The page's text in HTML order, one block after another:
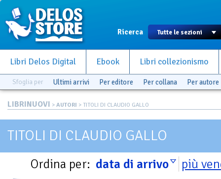
Ricerca
Libri Delos Digital Ebook Libri collezionismo
Sfoglia per Ultimi arrivi Per editore Per collana Per autore
LIBRINUOVI > AUTORI > TITOLI DI CLAUDIO GALLO
TITOLI DI CLAUDIO GALLO
Ordina per: data di arrivo più